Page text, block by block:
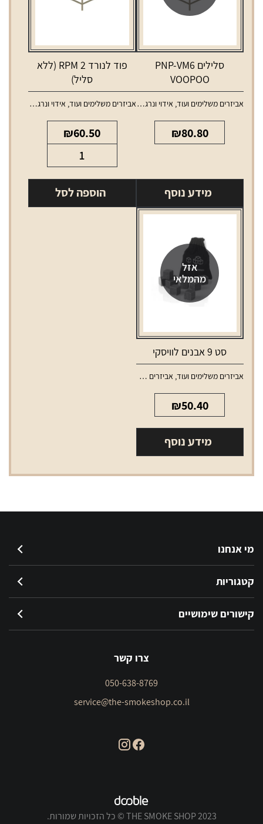
סלילים PNP-VM6
VOOPOO
אביזרים משלימים ועוד, אידוי ונרגילות ,סלילים וסוללות למכשירי אידוי
₪80.80
מידע נוסף
פוד לנורד 2 RPM (ללא
סליל)
אביזרים משלימים ועוד, אידוי ונרגילות
₪60.50
של
פוד
לנורד
הוספה לסל
אזל
מהמלאי
סט 9 אבנים לוויסקי
אביזרים משלימים ועוד, אביזרים משלימים לאלכוהול
₪50.40
מידע נוסף
מי אנחנו
קטגוריות
קישורים שימושיים
צרו קשר
050-638-8769
service@the-smokeshop.co.il
THE SMOKE SHOP 2023 © כל הזכויות שמורות.